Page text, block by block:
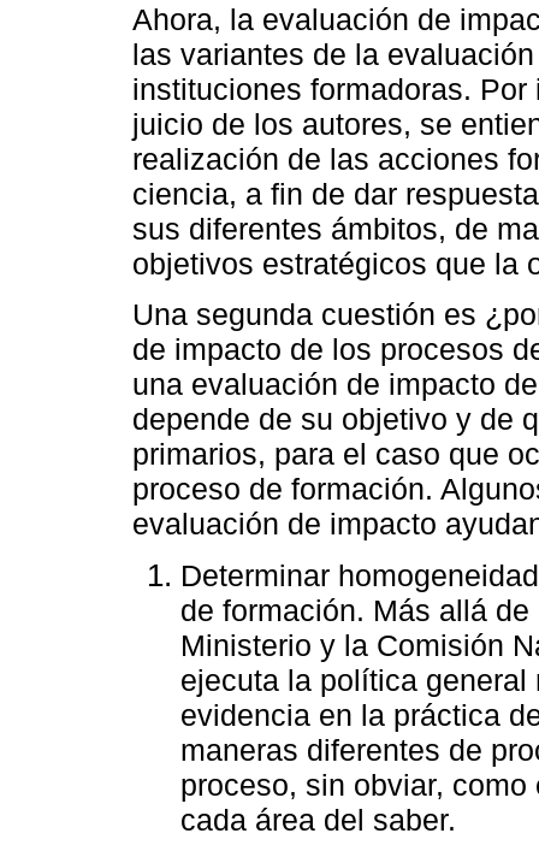
Ahora, la evaluación de
las variantes de la
instituciones formadoras.
juicio de los autores, se
realización de las acciones
ciencia, a fin de dar
sus diferentes ámbitos, de
objetivos estratégicos que la
Una segunda cuestión es
de impacto de los procesos
una evaluación de impacto
depende de su objetivo y de
primarios, para el caso que
proceso de formación.
evaluación de impacto
Determinar
de formación. Más allá
Ministerio y la Comisión
ejecuta la política
evidencia en la práctica
maneras diferentes de
proceso, sin obviar,
cada área del saber.